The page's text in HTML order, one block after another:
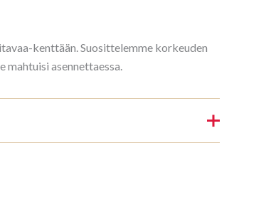
kenttään. Suosittelemme korkeuden
asennettaessa.